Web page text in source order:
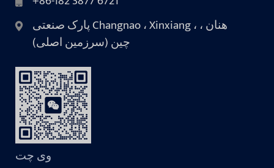
پارک صنعتی Changnao ، Xinxiang ، هنان ،
چین (سرزمین اصلی)
وی چت